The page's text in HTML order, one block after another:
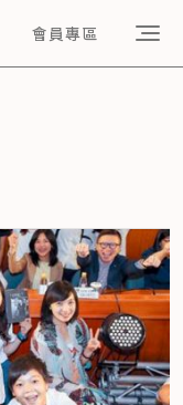
會員專區